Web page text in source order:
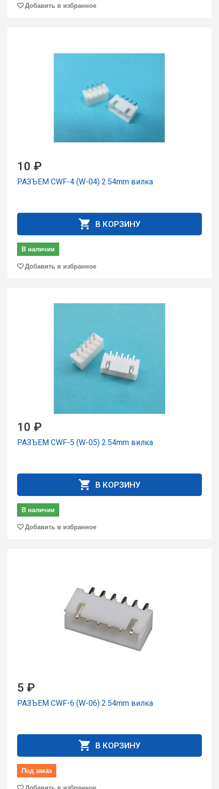
Добавить в избранное
10 ₽
РАЗЪЕМ CWF-4 (W-04) 2.54mm вилка
В КОРЗИНУ
В наличии
Добавить в избранное
10 ₽
РАЗЪЕМ CWF-5 (W-05) 2.54mm вилка
В КОРЗИНУ
В наличии
Добавить в избранное
5 ₽
РАЗЪЕМ CWF-6 (W-06) 2.54mm вилка
В КОРЗИНУ
Под заказ